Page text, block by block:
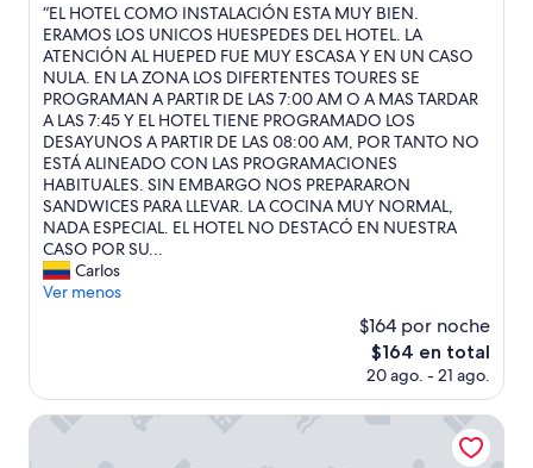
10,
Muy
bueno,
(2
opiniones)
“
E
L
H
O
T
E
L
C
O
M
O
I
N
A
C
“EL HOTEL COMO INSTALACIÓN ESTA MUY BIEN.
ERAMOS LOS UNICOS HUESPEDES DEL HOTEL. LA
ATENCIÓN AL HUEPED FUE MUY ESCASA Y EN UN CASO
NULA. EN LA ZONA LOS DIFERTENTES TOURES SE
PROGRAMAN A PARTIR DE LAS 7:00 AM O A MAS TARDAR
A LAS 7:45 Y EL HOTEL TIENE PROGRAMADO LOS
DESAYUNOS A PARTIR DE LAS 08:00 AM, POR TANTO NO
ESTÁ ALINEADO CON LAS PROGRAMACIONES
HABITUALES. SIN EMBARGO NOS PREPARARON
SANDWICES PARA LLEVAR. LA COCINA MUY NORMAL,
NADA ESPECIAL. EL HOTEL NO DESTACÓ EN NUESTRA
CASO POR SU...
Carlos
Ver menos
$164 por noche
El
precio
es
$164 en total
20 ago. - 21 ago.
Tortuga Bay Eco Hotel